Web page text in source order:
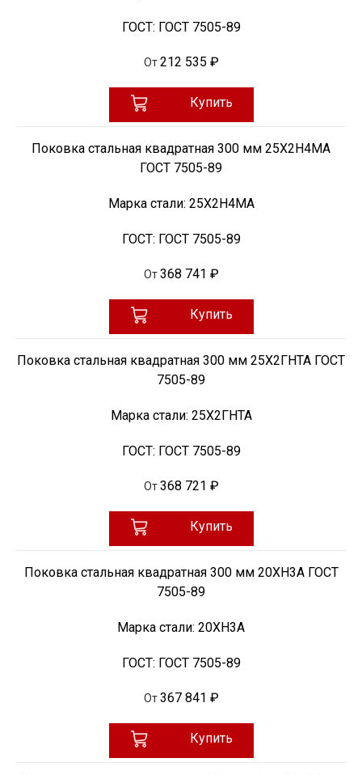
ГОСТ: ГОСТ 7505-89
От 212 535 ₽
Купить
Поковка стальная квадратная 300 мм 25Х2Н4МА
ГОСТ 7505-89
Марка стали: 25Х2Н4МА
ГОСТ: ГОСТ 7505-89
От 368 741 ₽
Купить
Поковка стальная квадратная 300 мм 25Х2ГНТА ГОСТ
7505-89
Марка стали: 25Х2ГНТА
ГОСТ: ГОСТ 7505-89
От 368 721 ₽
Купить
Поковка стальная квадратная 300 мм 20ХН3А ГОСТ
7505-89
Марка стали: 20ХН3А
ГОСТ: ГОСТ 7505-89
От 367 841 ₽
Купить